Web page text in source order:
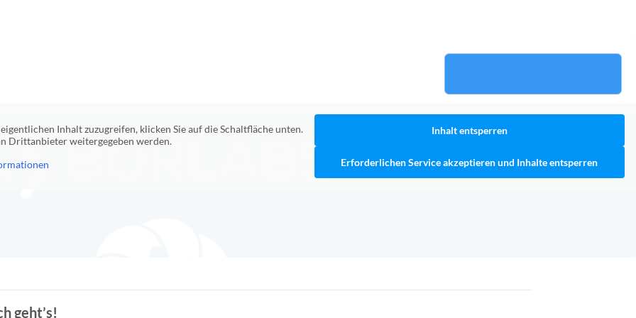
Inhalt zuzugreifen, klicken Sie auf die Schaltfläche unten.
Drittanbieter weitergegeben werden.
Inhalt entsperren
Erforderlichen Service akzeptieren und Inhalte entsperren
geht’s!